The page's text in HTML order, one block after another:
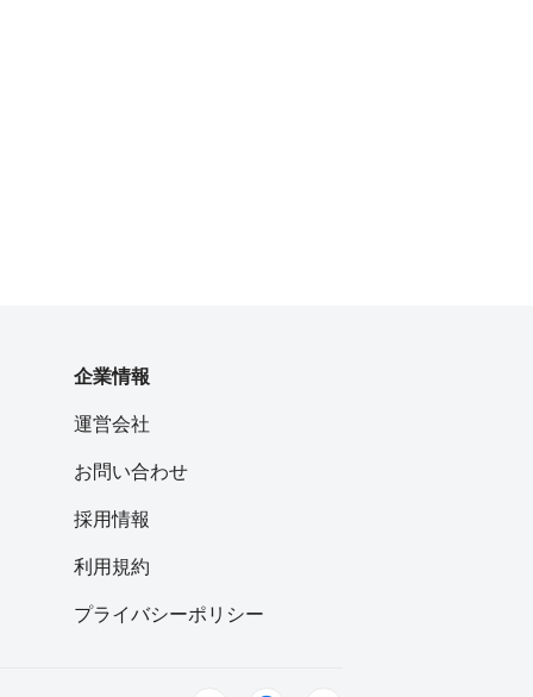
企業情報
運営会社
お問い合わせ
採用情報
利用規約
プライバシーポリシー